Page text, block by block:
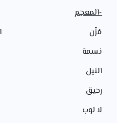
-المعجم
مُزْن البحث
نسمة
النيل
رحيق
لا لوب المستقبل،